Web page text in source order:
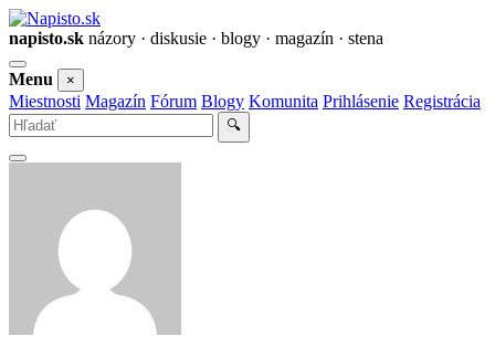
napisto.sk názory · diskusie · blogy · magazín · stena
Otvoriť
menu
Menu ×
Miestnosti Magazín Fórum Blogy Komunita Prihlásenie Registrácia
Vyhľadať
🔍